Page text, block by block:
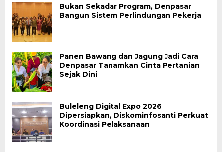
Bukan Sekadar Program, Denpasar
Bangun Sistem Perlindungan Pekerja
Panen Bawang dan Jagung Jadi Cara
Denpasar Tanamkan Cinta Pertanian
Sejak Dini
Buleleng Digital Expo 2026
Dipersiapkan, Diskominfosanti Perkuat
Koordinasi Pelaksanaan